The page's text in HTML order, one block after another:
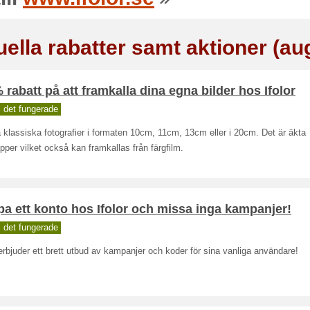
rabatter samt aktioner
rabatt på att framkalla dina egna bilder hos Ifolor
det fungerade
klassiska fotografier i formaten 10cm, 11cm, 13cm eller i 20cm. Det är äkta
vilket också kan framkallas från färgfilm.
ett konto hos Ifolor och missa inga kampanjer!
det fungerade
ett brett utbud av kampanjer och koder för sina vanliga användare!